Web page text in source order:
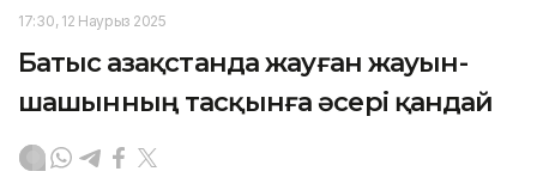
17:30, 12 Наурыз 2025
Батыс Қазақстанда жауған жауын-
шашынның тасқынға әсері қандай